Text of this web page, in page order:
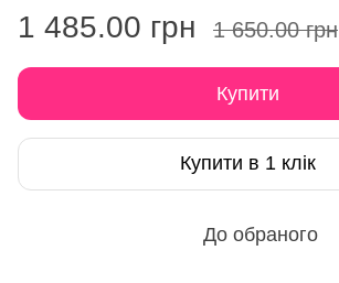
1 485.00 грн 1 650.00 грн
Купити
Купити в 1 клік
До обраного